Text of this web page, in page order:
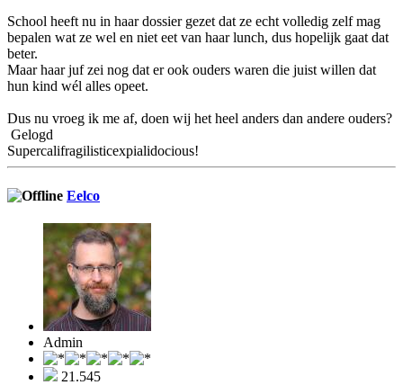
School heeft nu in haar dossier gezet dat ze echt volledig zelf mag
bepalen wat ze wel en niet eet van haar lunch, dus hopelijk gaat dat
beter.
Maar haar juf zei nog dat er ook ouders waren die juist willen dat
hun kind wél alles opeet.
Dus nu vroeg ik me af, doen wij het heel anders dan andere ouders?
Gelogd
Supercalifragilisticexpialidocious!
Eelco
Admin
21.545